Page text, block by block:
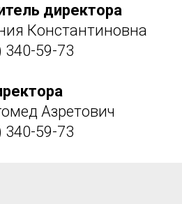
директора
Константиновна
340-59-73
Азретович
340-59-73